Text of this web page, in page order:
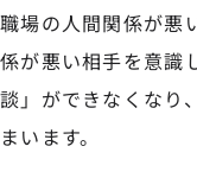
職場の人間関係が悪
係が悪い相手を意識
談」ができなくなり
まいます。